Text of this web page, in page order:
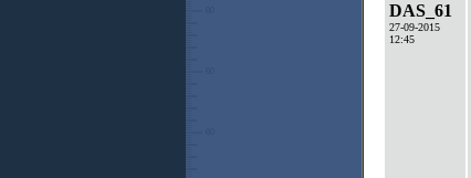
DAS_61
27-09-2015
12:45